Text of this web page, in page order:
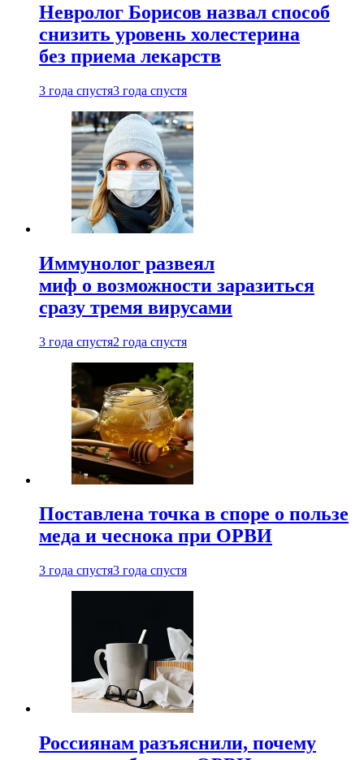
Невролог Борисов назвал способ
снизить уровень холестерина
без приема лекарств
3 года спустя3 года спустя
Иммунолог развеял
миф о возможности заразиться
сразу тремя вирусами
3 года спустя2 года спустя
Поставлена точка в споре о пользе
меда и чеснока при ОРВИ
3 года спустя3 года спустя
Россиянам разъяснили, почему